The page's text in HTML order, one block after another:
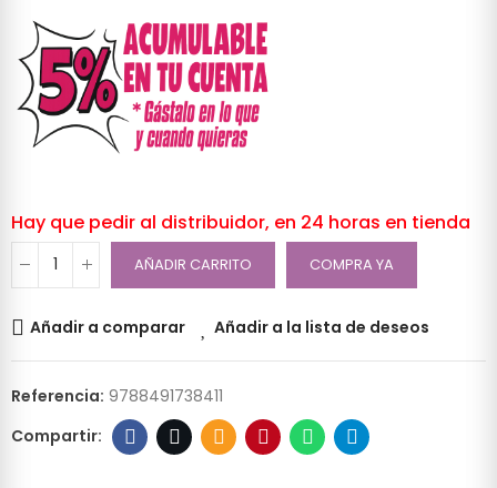
Hay que pedir al distribuidor, en 24 horas en tienda
AÑADIR CARRITO COMPRA YA
Añadir a comparar Añadir a la lista de deseos
Referencia: 9788491738411